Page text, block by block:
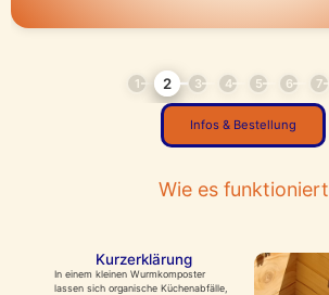
1 2 3 4 5 6 7
Infos & Bestellung
Wie es funktioniert
Kurzerklärung
In einem kleinen Wurmkomposter
lassen sich organische Küchenabfälle,